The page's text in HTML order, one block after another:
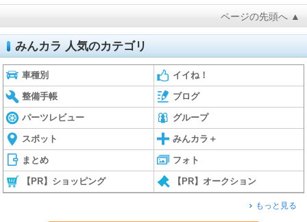
ページの先頭へ ▲
みんカラ 人気のカテゴリ
車種別 イイね！
整備手帳 ブログ
パーツレビュー グループ
スポット みんカラ＋
まとめ フォト
【PR】ショッピング 【PR】オークション
もっと見る